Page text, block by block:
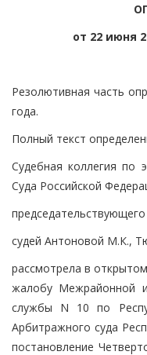
от 22 июня
Резолютивная часть
года.
Полный текст
Судебная коллегия по
Суда Российской
судей Антоновой М.К.,
рассмотрела в
жалобу Межрайонной
службы N 10 по
Арбитражного суда
постановление